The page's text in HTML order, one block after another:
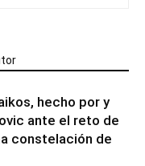
hecho por y
ante el reto de
constelación de